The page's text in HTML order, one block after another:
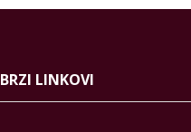
BRZI LINKOVI